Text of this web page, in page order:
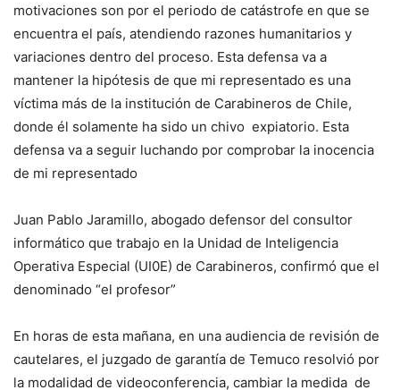
motivaciones son por el periodo de catástrofe en que se
encuentra el país, atendiendo razones humanitarios y
variaciones dentro del proceso. Esta defensa va a
mantener la hipótesis de que mi representado es una
víctima más de la institución de Carabineros de Chile,
donde él solamente ha sido un chivo expiatorio. Esta
defensa va a seguir luchando por comprobar la inocencia
de mi representado
Juan Pablo Jaramillo, abogado defensor del consultor
informático que trabajo en la Unidad de Inteligencia
Operativa Especial (UI0E) de Carabineros, confirmó que el
denominado “el profesor”
En horas de esta mañana, en una audiencia de revisión de
cautelares, el juzgado de garantía de Temuco resolvió por
la modalidad de videoconferencia, cambiar la medida de